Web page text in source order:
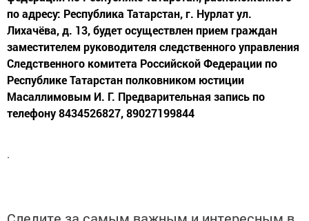
по адресу: Республика Татарстан, г. Нурлат ул.
Лихачёва, д. 13, будет осуществлен прием граждан
заместителем руководителя следственного управления
Следственного комитета Российской Федерации по
Республике Татарстан полковником юстиции
Масаллимовым И. Г. Предварительная запись по
телефону 8434526827, 89027199844
.